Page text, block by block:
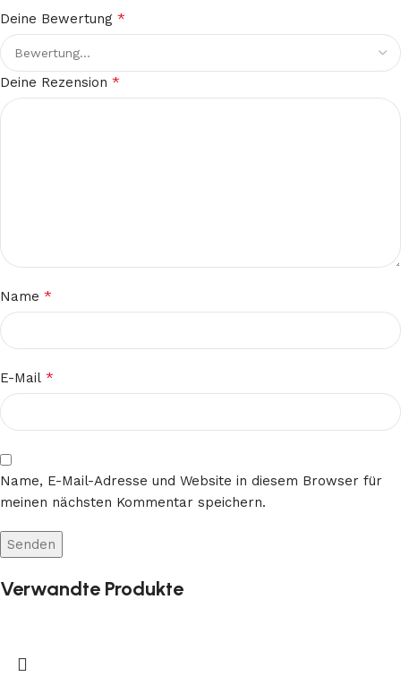
Deine Bewertung *
Deine Rezension *
Name *
E-Mail *
Name, E-Mail-Adresse und Website in diesem Browser für
meinen nächsten Kommentar speichern.
Verwandte Produkte